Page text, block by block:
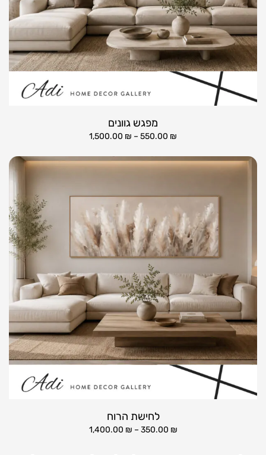
מפגש גוונים
550.00 ₪
–
1,500.00 ₪
לחישת הרוח
350.00 ₪
–
1,400.00 ₪